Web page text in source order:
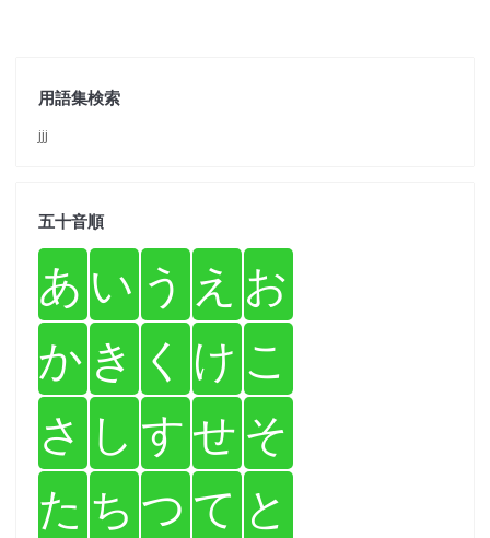
用語集検索
jjj
五十音順
あ い う え お
か き く け こ
さ し すせ そ
た ち つ て と